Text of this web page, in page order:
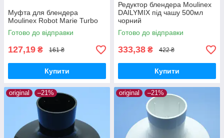
Муфта для блендера
Moulinex Robot Marie Turbo
Готово до відправки
127,19 ₴ 161 ₴
Купити
Редуктор блендера Moulinex
DAILYMIX під чашу 500мл
чорний
Готово до відправки
333,38 ₴ 422 ₴
Купити
original –21% original –21%